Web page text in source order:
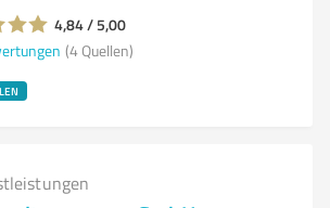
4,84 / 5,00
(4 Quellen)